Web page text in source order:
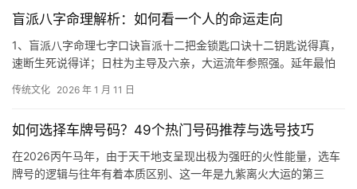
盲派八字命理解析：如何看一个人的命运走向
1、盲派八字命理七字口诀盲派十二把金锁匙口诀十二钥匙说得真，
速断生死说得详；日柱为主导及六亲，大运流年参照强。延年最怕
传统文化 2026 年 1 月 11 日
如何选择车牌号码？49个热门号码推荐与选号技巧
在2026丙午马年，由于天干地支呈现出极为强旺的火性能量，选车
牌号的逻辑与往年有着本质区别、这一年是九紫离火大运的第三